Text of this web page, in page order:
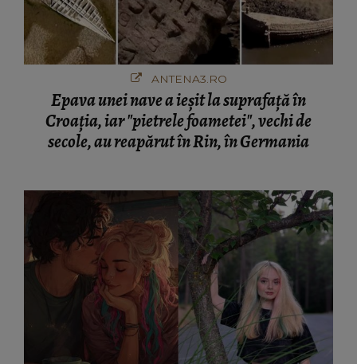
ANTENA3.RO
Epava unei nave a ieșit la suprafață în
Croația, iar "pietrele foametei", vechi de
secole, au reapărut în Rin, în Germania